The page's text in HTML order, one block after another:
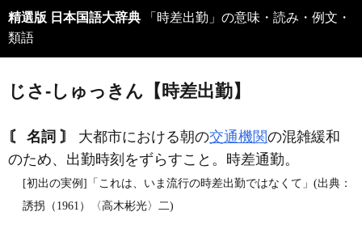
精選版 日本国語大辞典 「時差出勤」の意味・読み・例文・
類語
じさ‐しゅっきん【時差出勤】
〘 名詞 〙 大都市における朝の交通機関の混雑緩和
のため、出勤時刻をずらすこと。時差通勤。
[初出の実例]「これは、いま流行の時差出勤ではなくて」(出典：
誘拐（1961）〈高木彬光〉二)